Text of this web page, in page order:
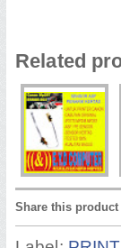
Related
Share this product